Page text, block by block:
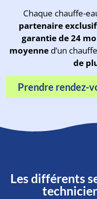
Chaque chauffe-
partenaire
garantie de 24
moyenne d’un
de
Prendre rendez-
Les différents